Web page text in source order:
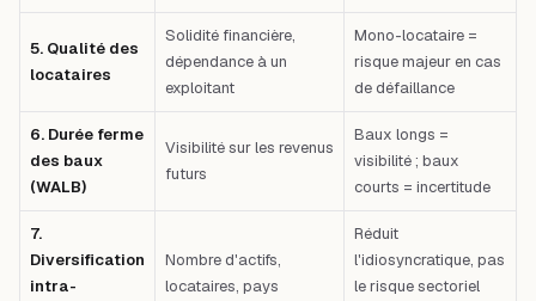
5. Qualité des
locataires
Solidité financière,
dépendance à un
exploitant
Mono-locataire =
risque majeur en cas
de défaillance
6. Durée ferme
des baux
(WALB)
Visibilité sur les revenus
futurs
Baux longs =
visibilité ; baux
courts = incertitude
7.
Diversification
intra-
Nombre d'actifs,
locataires, pays
Réduit
l'idiosyncratique, pas
le risque sectoriel